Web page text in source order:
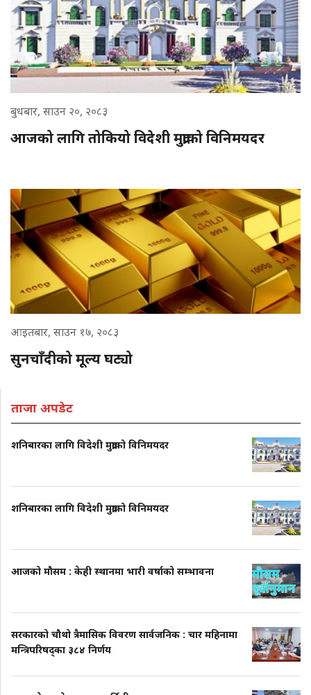
बुधबार, साउन २०, २०८३
आजको लागि तोकियो विदेशी मुद्राको विनिमयदर
आइतबार, साउन १७, २०८३
सुनचाँदीको मूल्य घट्यो
ताजा अपडेट
शनिबारका लागि विदेशी मुद्राको विनिमयदर
शनिबारका लागि विदेशी मुद्राको विनिमयदर
आजको मौसम : केही स्थानमा भारी वर्षाको सम्भावना
सरकारको चौथो त्रैमासिक विवरण सार्वजनिक : चार महिनामा
मन्त्रिपरिषद्का ३८४ निर्णय